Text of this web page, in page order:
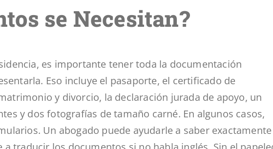
se Necesitan?
es importante tener toda la documentación
Eso incluye el pasaporte, el certificado de
y divorcio, la declaración jurada de apoyo, un
y dos fotografías de tamaño carné. En algunos casos,
Un abogado puede ayudarle a saber